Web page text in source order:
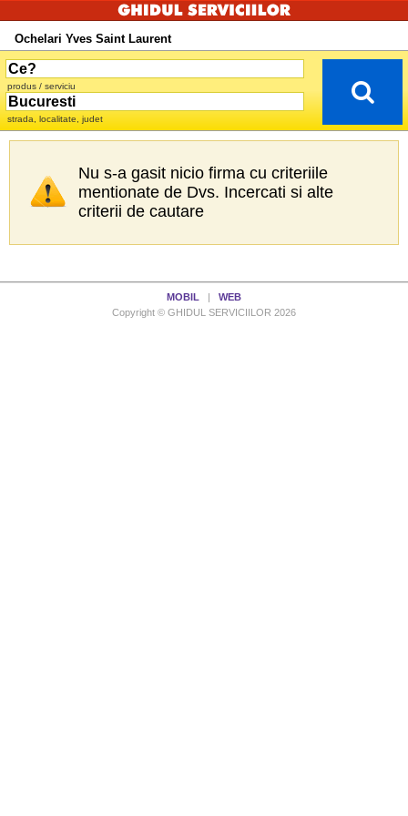
Ochelari Yves Saint Laurent
produs / serviciu
strada, localitate, judet
Nu s-a gasit nicio firma cu criteriile
mentionate de Dvs. Incercati si alte
criterii de cautare
MOBIL
WEB
Copyright © GHIDUL SERVICIILOR 2026